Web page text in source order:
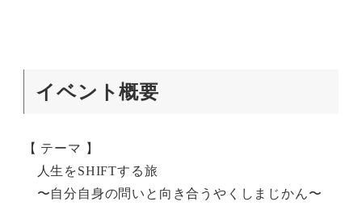
イベント概要
【 テーマ 】
人生をSHIFTする旅
〜自分自身の問いと向き合うやくしまじかん〜